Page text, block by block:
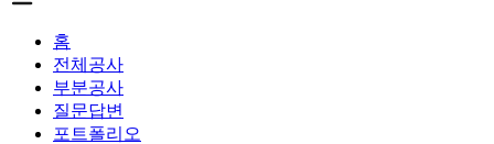
홈
전체공사
부분공사
질문답변
포트폴리오